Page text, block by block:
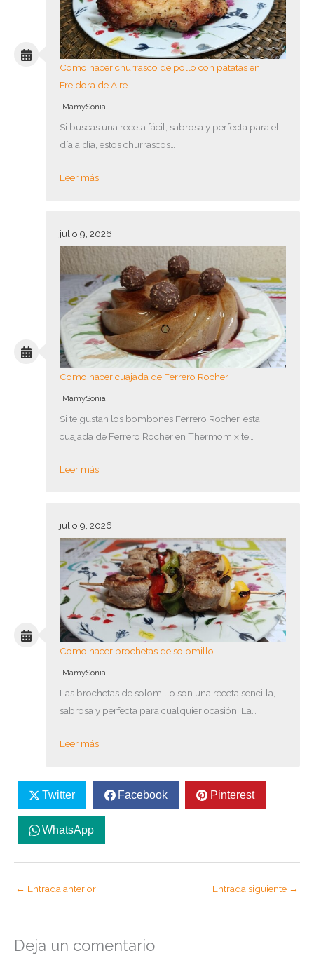
Como hacer churrasco de pollo con patatas en
Freidora de Aire
MamySonia
Si buscas una receta fácil, sabrosa y perfecta para el
día a día, estos churrascos…
Leer más
julio 9, 2026
Como hacer cuajada de Ferrero Rocher
MamySonia
Si te gustan los bombones Ferrero Rocher, esta
cuajada de Ferrero Rocher en Thermomix te…
Leer más
julio 9, 2026
Como hacer brochetas de solomillo
MamySonia
Las brochetas de solomillo son una receta sencilla,
sabrosa y perfecta para cualquier ocasión. La…
Leer más
Twitter Facebook Pinterest
WhatsApp
← Entrada anterior Entrada siguiente →
Deja un comentario